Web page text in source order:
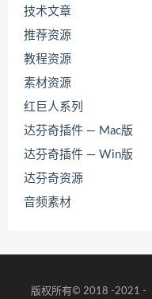
技术文章
推荐资源
教程资源
素材资源
红巨人系列
达芬奇插件 — Mac版
达芬奇插件 — Win版
达芬奇资源
音频素材
版权所有© 2018 -2021 -